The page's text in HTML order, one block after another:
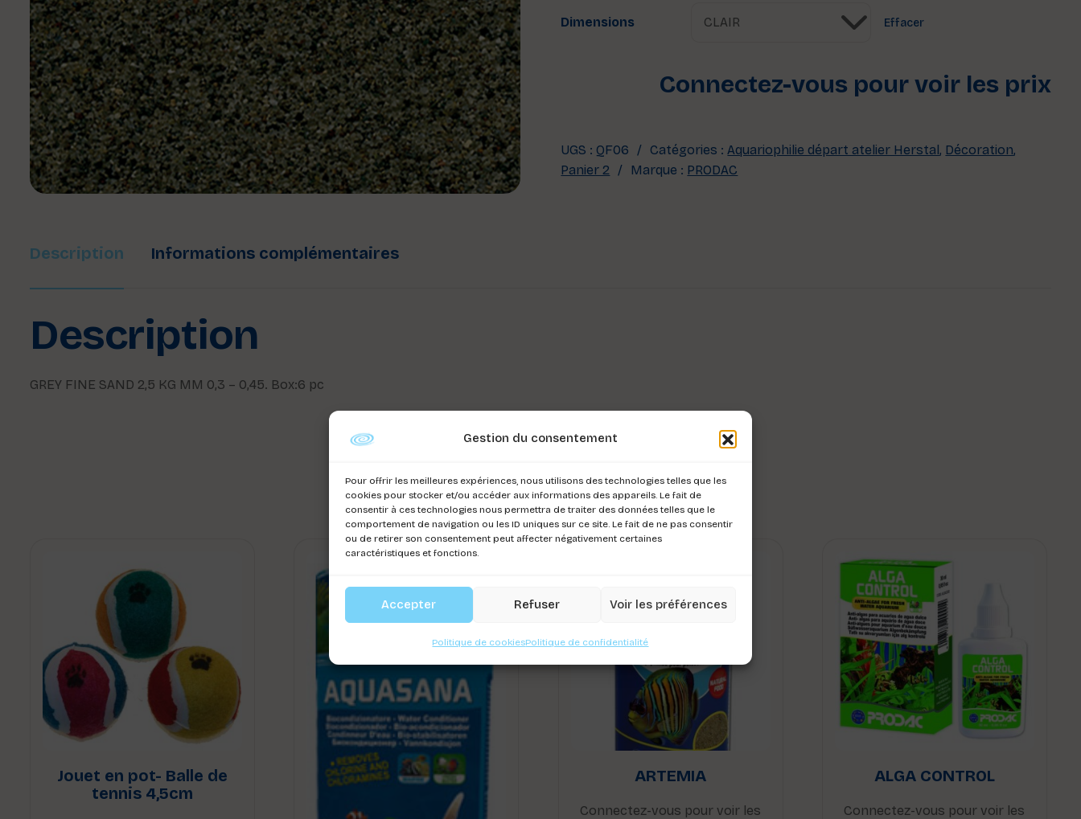
Gestion du consentement
Pour offrir les meilleures expériences, nous utilisons des technologies telles que les
cookies pour stocker et/ou accéder aux informations des appareils. Le fait de
consentir à ces technologies nous permettra de traiter des données telles que le
comportement de navigation ou les ID uniques sur ce site. Le fait de ne pas consentir
ou de retirer son consentement peut affecter négativement certaines
caractéristiques et fonctions.
Accepter Refuser Voir les préférences
Politique de cookiesPolitique de confidentialité
Dimensions Effacer
Connectez-vous pour voir les prix
UGS : QF06 Catégories :Aquariophilie départ atelier Herstal, Décoration,
Panier 2
Marque : PRODAC
Description Informations complémentaires
Description
GREY FINE SAND 2,5 KG MM 0,3 – 0,45. Box:6 pc
Produits Similaires
Jouet en pot- Balle de
tennis 4,5cm
ARTEMIA
Connectez-vous pour voir les
ALGA CONTROL
Connectez-vous pour voir les